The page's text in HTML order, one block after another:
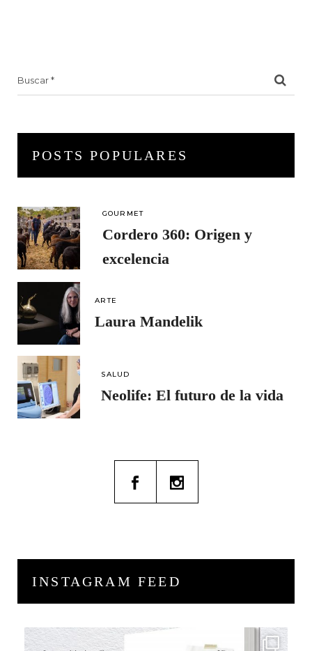
POSTS POPULARES
GOURMET
Cordero 360: Origen y
excelencia
ARTE
Laura Mandelik
SALUD
Neolife: El futuro de la vida
INSTAGRAM FEED